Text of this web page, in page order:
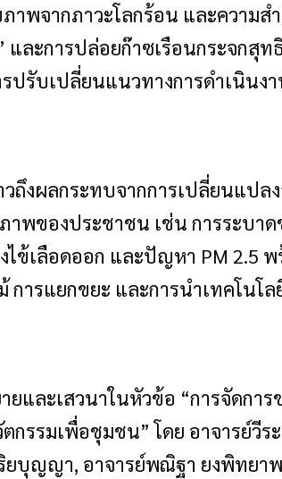
าพจากภาวะโลกร้อน และความส
และการปล่อยก๊าซเรือนกระจกสุท
ปรับเปลี่ยนแนวทางการดำเนินง
วถึงผลกระทบจากการเปลี่ยนแป
าพของประชาชน เช่น การระบา
ไข้เลือดออก และปัญหา PM 2.5
การแยกขยะ และการนำเทคโนโ
ยและเสวนาในหัวข้อ “การจัดกา
กรรมเพื่อชุมชน” โดย อาจารย์วีร
ยบุญญา, อาจารย์พณิฐา ยงพิทยา